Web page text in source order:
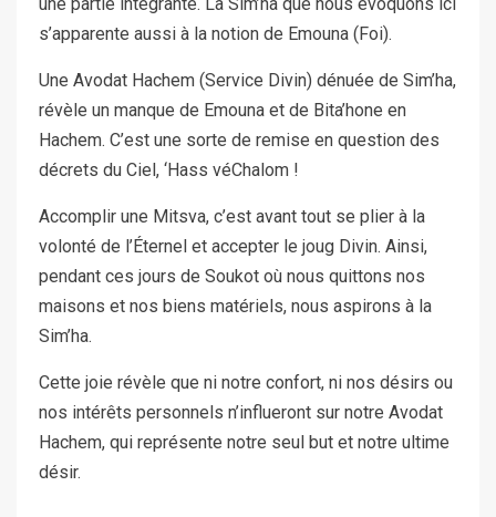
s’apparente aussi à la notion de Emouna (Foi).
Une Avodat Hachem (Service Divin) dénuée de Sim’ha,
révèle un manque de Emouna et de Bita’hone en
Hachem. C’est une sorte de remise en question des
décrets du Ciel, ‘Hass véChalom !
Accomplir une Mitsva, c’est avant tout se plier à la
volonté de l’Éternel et accepter le joug Divin. Ainsi,
pendant ces jours de Soukot où nous quittons nos
maisons et nos biens matériels, nous aspirons à la
Sim’ha.
Cette joie révèle que ni notre confort, ni nos désirs ou
nos intérêts personnels n’influeront sur notre Avodat
Hachem, qui représente notre seul but et notre ultime
désir.